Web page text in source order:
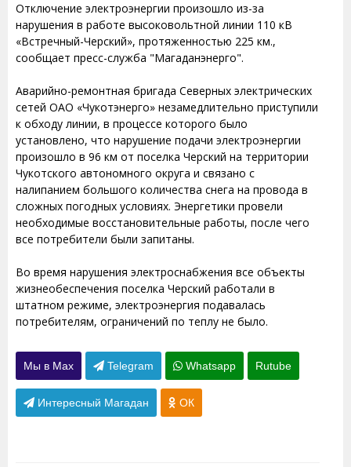
Отключение электроэнергии произошло из-за
нарушения в работе высоковольтной линии 110 кВ
«Встречный-Черский», протяженностью 225 км.,
сообщает пресс-служба "Магаданэнерго".
Аварийно-ремонтная бригада Северных электрических
сетей ОАО «Чукотэнерго» незамедлительно приступили
к обходу линии, в процессе которого было
установлено, что нарушение подачи электроэнергии
произошло в 96 км от поселка Черский на территории
Чукотского автономного округа и связано с
налипанием большого количества снега на провода в
сложных погодных условиях. Энергетики провели
необходимые восстановительные работы, после чего
все потребители были запитаны.
Во время нарушения электроснабжения все объекты
жизнеобеспечения поселка Черский работали в
штатном режиме, электроэнергия подавалась
потребителям, ограничений по теплу не было.
Мы в Max Telegram Whatsapp Rutube
Интересный Магадан ОК